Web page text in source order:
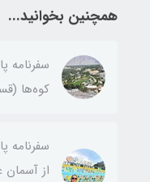
همچنین بخوانید...
سفرنامه
کوه‌ها
سفرنامه
از